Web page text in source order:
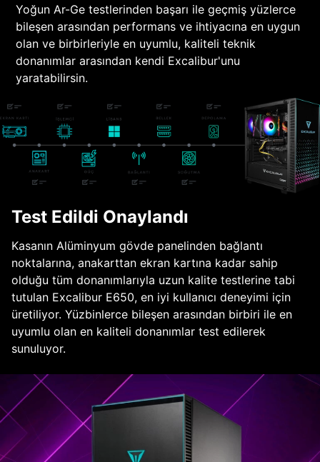
Yoğun Ar-Ge testlerinden başarı ile geçmiş yüzlerce
bileşen arasından performans ve ihtiyacına en uygun
olan ve birbirleriyle en uyumlu, kaliteli teknik
donanımlar arasından kendi Excalibur'unu
yaratabilirsin.
Test Edildi Onaylandı
Kasanın Alüminyum gövde panelinden bağlantı
noktalarına, anakarttan ekran kartına kadar sahip
olduğu tüm donanımlarıyla uzun kalite testlerine tabi
tutulan Excalibur E650, en iyi kullanıcı deneyimi için
üretiliyor. Yüzbinlerce bileşen arasından birbiri ile en
uyumlu olan en kaliteli donanımlar test edilerek
sunuluyor.